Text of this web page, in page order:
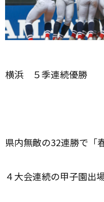
横浜 ５季連続優勝
県内無敵の32連勝で「
４大会連続の甲子園出